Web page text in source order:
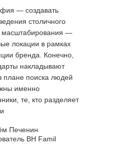
— создавать
столичного
масштабирования —
локации в рамках
бренда. Конечно,
накладывают
плане поиска людей
именно
те, кто разделяет
Печенин
BH Famil